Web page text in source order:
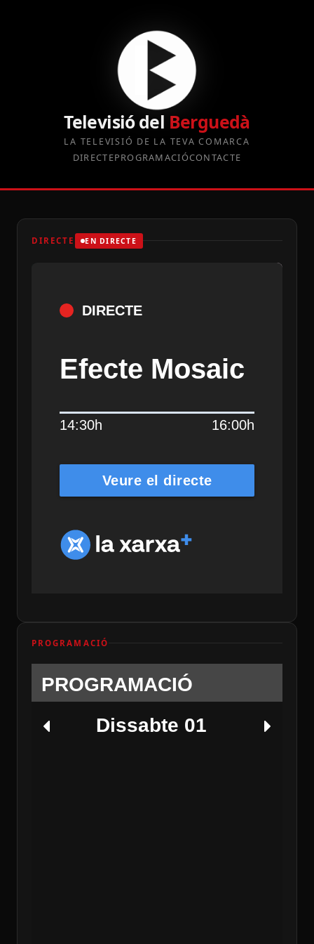
Televisió del Berguedà
LA TELEVISIÓ DE LA TEVA COMARCA
DIRECTEPROGRAMACIÓCONTACTE
DIRECTE EN DIRECTE
DIRECTE
Efecte Mosaic
14:30h 16:00h
Veure el directe
PROGRAMACIÓ
PROGRAMACIÓ
Dissabte 01